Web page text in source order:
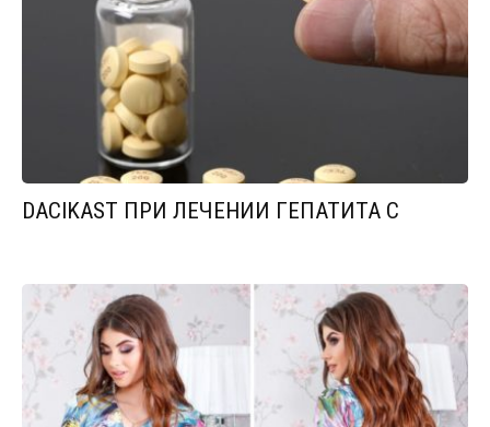
DACIKAST ПРИ ЛЕЧЕНИИ ГЕПАТИТА С